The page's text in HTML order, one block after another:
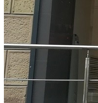
Плечо»
Какие
Через
Сегодня
7
Памяти